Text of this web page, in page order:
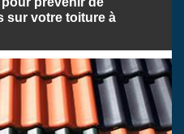
sur votre toiture à